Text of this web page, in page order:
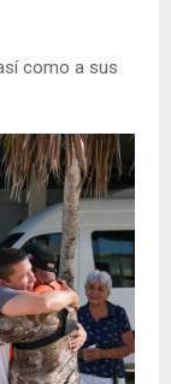
como a sus